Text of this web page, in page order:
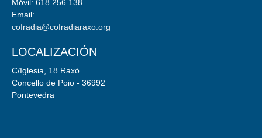
Móvil: 618 256 138
Email:
cofradia@cofradiaraxo.org
LOCALIZACIÓN
C/Iglesia, 18 Raxó
Concello de Poio - 36992
Pontevedra